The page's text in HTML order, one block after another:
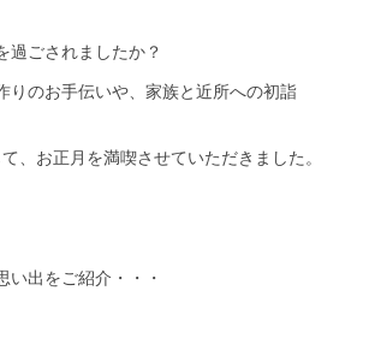
過ごされましたか？
りのお手伝いや、家族と近所への初詣
、お正月を満喫させていただきました。
い出をご紹介・・・